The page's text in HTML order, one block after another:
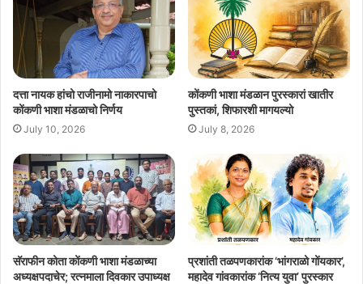
दत्ता नायक हांचो राजीनामो नाकारपाचो
कोंकणी भाशा मंडळाचो निर्णय
July 10, 2026
कोंकणी भाशा मंडळान पुरस्कारां खातीर
पुस्तकां, शिफारशी मागयल्यो
July 8, 2026
सॅराफीन कोता कोंकणी भाशा मंडळाच्या
अध्यक्षपदाचेर; रत्नमाला दिवकार उपाध्यक्ष
प्रशांती तळपणकारांक ‘भांगराळो गोंयकार’,
महादेव गांवकारांक ‘नित्य युवा’ पुरस्कार